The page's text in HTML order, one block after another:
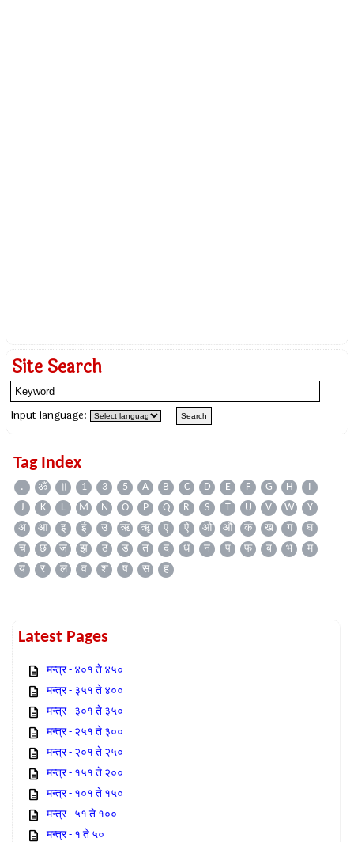
Site Search
Input language:
Tag Index
. ॐ ॥ 1 3 5 A B C D E F G H
I
J
K L M N O P Q R S T U V W
Y
अ
आ इ ई उ ऋ ॠ ए ऐ ओ औ क ख ग
घ
च
छ ज झ ठ ड त द ध न प फ ब भ
म
य
र ल व श ष स ह
Latest Pages
मन्त्र - ४०१ ते ४५०
मन्त्र - ३५१ ते ४००
मन्त्र - ३०१ ते ३५०
मन्त्र - २५१ ते ३००
मन्त्र - २०१ ते २५०
मन्त्र - १५१ ते २००
मन्त्र - १०१ ते १५०
मन्त्र - ५१ ते १००
मन्त्र - १ ते ५०